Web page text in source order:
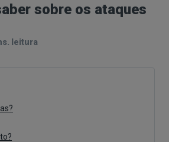
sobre os ataques
leitura